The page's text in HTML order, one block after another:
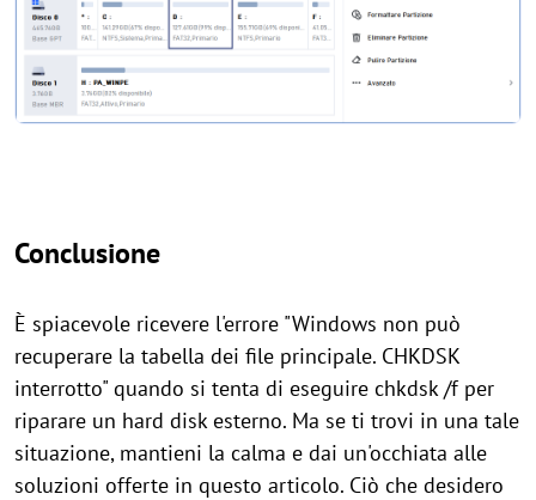
Conclusione
È spiacevole ricevere l'errore "Windows non può
recuperare la tabella dei file principale. CHKDSK
interrotto" quando si tenta di eseguire chkdsk /f per
riparare un hard disk esterno. Ma se ti trovi in una tale
situazione, mantieni la calma e dai un'occhiata alle
soluzioni offerte in questo articolo. Ciò che desidero